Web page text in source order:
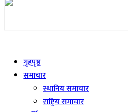
गृहपृष्ठ
समाचार
स्थानिय समाचार
राष्ट्रिय समाचार